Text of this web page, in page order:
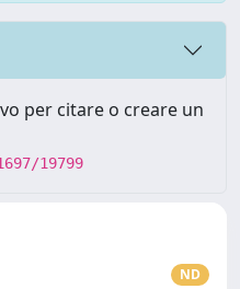
per citare o creare un
19799
ND